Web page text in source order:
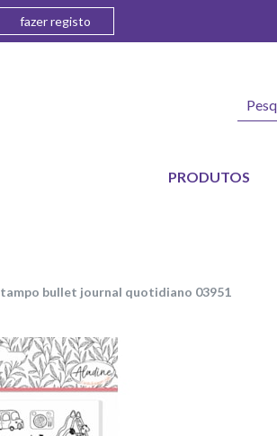
fazer registo
PRODUTOS
stampo bullet journal quotidiano 03951